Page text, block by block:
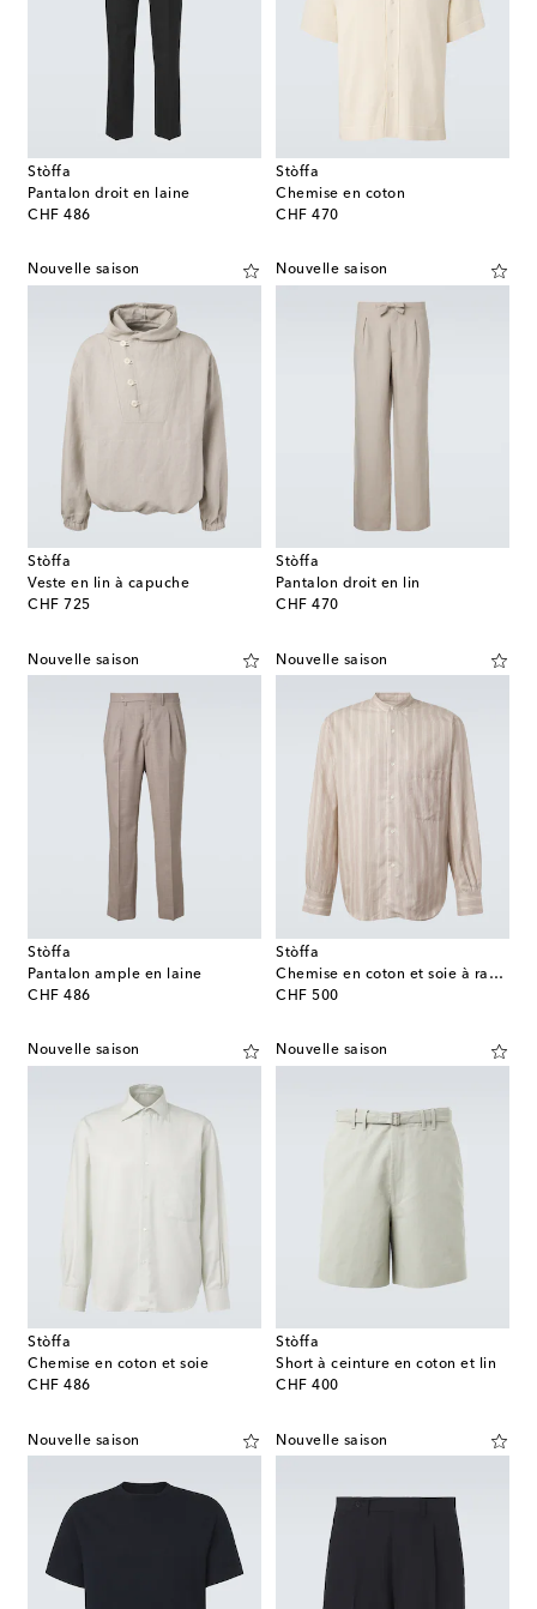
Stòffa
Pantalon droit en laine
CHF 486
original price
Stòffa
Chemise en coton
CHF 470
original price
Nouvelle saison
Stòffa
Veste en lin à capuche
CHF 725
original price
Nouvelle saison
Stòffa
Pantalon droit en lin
CHF 470
original price
Nouvelle saison
Stòffa
Pantalon ample en laine
CHF 486
original price
Nouvelle saison
Stòffa
Chemise en coton et soie à rayures
CHF 500
original price
Nouvelle saison
Stòffa
Chemise en coton et soie
CHF 486
original price
Nouvelle saison
Stòffa
Short à ceinture en coton et lin
CHF 400
original price
Nouvelle saison Nouvelle saison